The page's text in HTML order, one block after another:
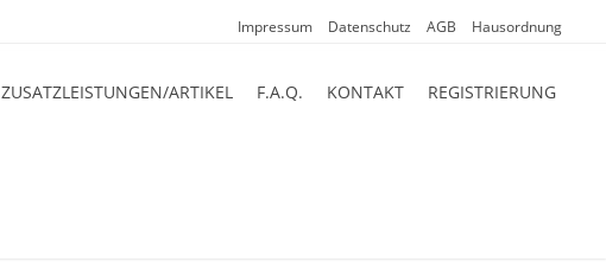
Impressum Datenschutz AGB Hausordnung
ZUSATZLEISTUNGEN/ARTIKEL F.A.Q. KONTAKT REGISTRIERUNG